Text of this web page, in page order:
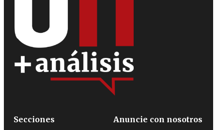
Secciones
Anuncie con nosotros